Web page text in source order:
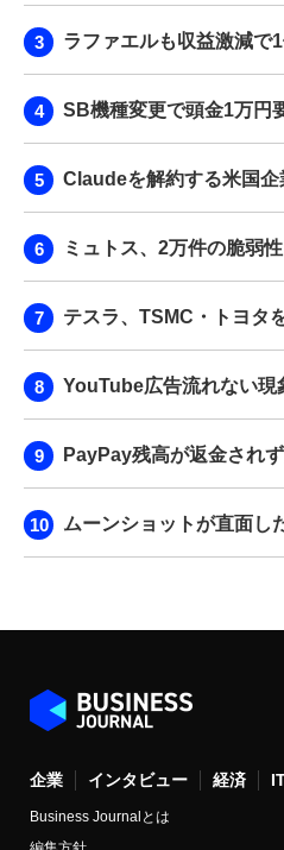
ラファエルも収益激減で
SB機種変更で頭金1万円
Claudeを解約する米国企
ミュトス、2万件の脆弱
テスラ、TSMC・トヨタ
YouTube広告流れない現
PayPay残高が返金され
ムーンショットが直面し
企業 インタビュー 経済
Business Journalとは